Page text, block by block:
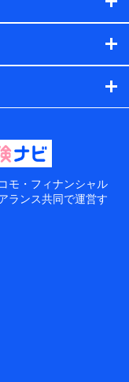
モ・フィナンシャル
ランス共同で運営す